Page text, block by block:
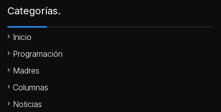
Categorías.
Inicio
Programación
Madres
Columnas
Noticias